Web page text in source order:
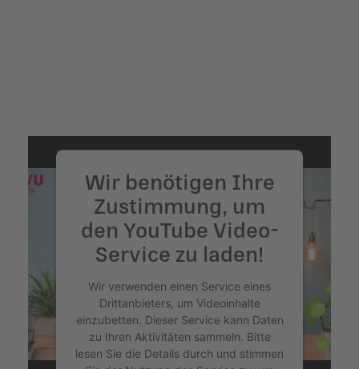
Wir benötigen Ihre
Zustimmung, um
den YouTube Video-
Service zu laden!
Wir verwenden einen Service eines
Drittanbieters, um Videoinhalte
einzubetten. Dieser Service kann Daten
zu Ihren Aktivitäten sammeln. Bitte
lesen Sie die Details durch und stimmen